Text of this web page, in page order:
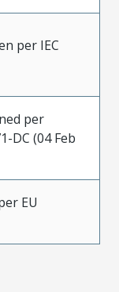
per IEC
per
DC (04 Feb
EU